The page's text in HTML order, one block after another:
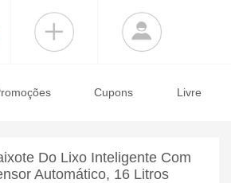
Cupons Livre
Do Lixo Inteligente Com
Automático, 16 Litros